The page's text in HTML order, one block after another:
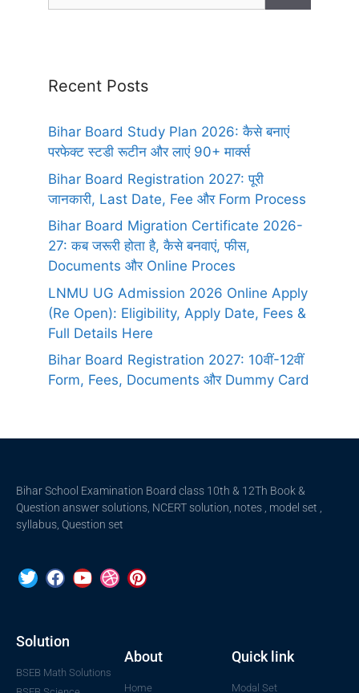
Recent Posts
Bihar Board Study Plan 2026: कैसे बनाएं
परफेक्ट स्टडी रूटीन और लाएं 90+ मार्क्स
Bihar Board Registration 2027: पूरी
जानकारी, Last Date, Fee और Form Process
Bihar Board Migration Certificate 2026-
27: कब जरूरी होता है, कैसे बनवाएं, फीस,
Documents और Online Proces
LNMU UG Admission 2026 Online Apply
(Re Open): Eligibility, Apply Date, Fees &
Full Details Here
Bihar Board Registration 2027: 10वीं-12वीं
Form, Fees, Documents और Dummy Card
Bihar School Examination Board class 10th & 12Th Book &
Question answer solutions, NCERT solution, notes , model set ,
syllabus, Question set
Solution
BSEB Math Solutions
About
Home
Quick link
Modal Set